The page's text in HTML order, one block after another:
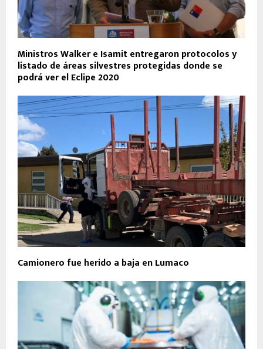
Ministros Walker e Isamit entregaron protocolos y
listado de áreas silvestres protegidas donde se
podrá ver el Eclipe 2020
Camionero fue herido a baja en Lumaco